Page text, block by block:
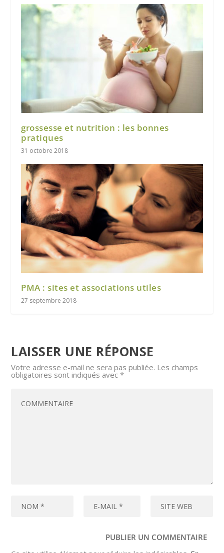
grossesse et nutrition : les bonnes
pratiques
31 octobre 2018
PMA : sites et associations utiles
27 septembre 2018
LAISSER UNE RÉPONSE
Votre adresse e-mail ne sera pas publiée. Les champs
obligatoires sont indiqués avec*